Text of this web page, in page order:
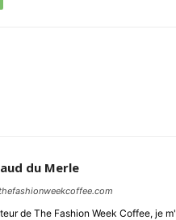
du Merle
de The Fashion Week Coffee, je